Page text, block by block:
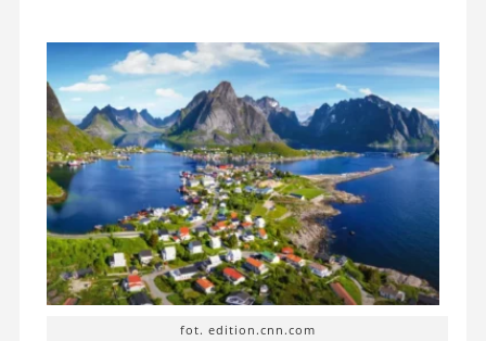
fot. edition.cnn.com